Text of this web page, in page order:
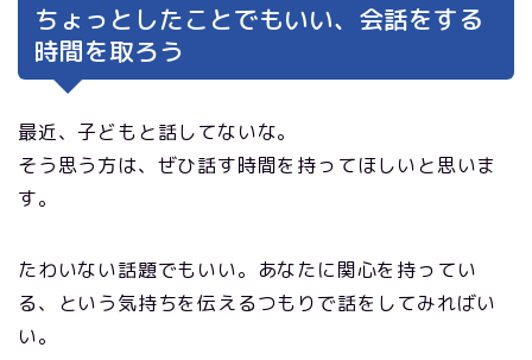
ちょっとしたことでもいい、会話をする
時間を取ろう
最近、子どもと話してないな。
そう思う方は、ぜひ話す時間を持ってほしいと思いま
す。
たわいない話題でもいい。あなたに関心を持ってい
る、という気持ちを伝えるつもりで話をしてみればい
い。